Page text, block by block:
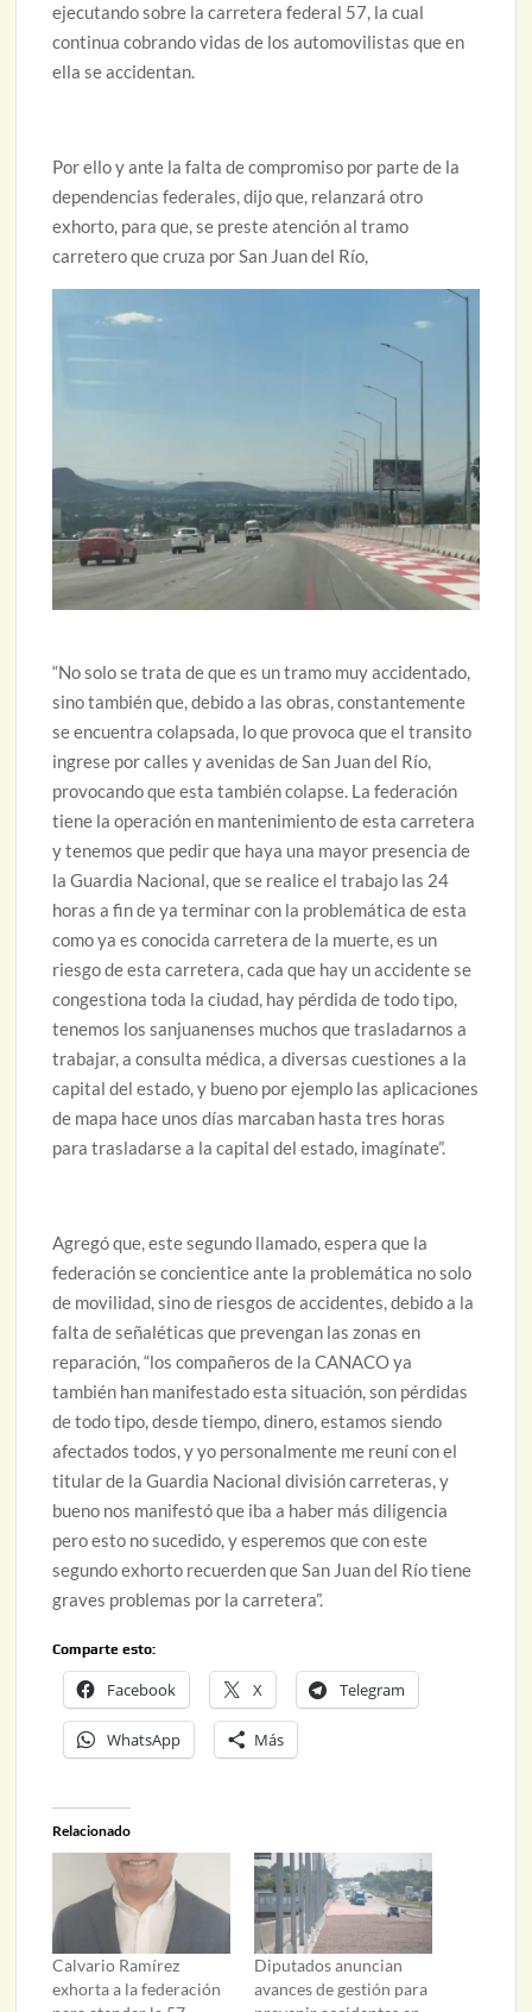
ejecutando sobre la carretera federal 57, la cual
continua cobrando vidas de los automovilistas que en
ella se accidentan.
Por ello y ante la falta de compromiso por parte de la
dependencias federales, dijo que, relanzará otro
exhorto, para que, se preste atención al tramo
carretero que cruza por San Juan del Río,
“No solo se trata de que es un tramo muy accidentado,
sino también que, debido a las obras, constantemente
se encuentra colapsada, lo que provoca que el transito
ingrese por calles y avenidas de San Juan del Río,
provocando que esta también colapse. La federación
tiene la operación en mantenimiento de esta carretera
y tenemos que pedir que haya una mayor presencia de
la Guardia Nacional, que se realice el trabajo las 24
horas a fin de ya terminar con la problemática de esta
como ya es conocida carretera de la muerte, es un
riesgo de esta carretera, cada que hay un accidente se
congestiona toda la ciudad, hay pérdida de todo tipo,
tenemos los sanjuanenses muchos que trasladarnos a
trabajar, a consulta médica, a diversas cuestiones a la
capital del estado, y bueno por ejemplo las aplicaciones
de mapa hace unos días marcaban hasta tres horas
para trasladarse a la capital del estado, imagínate”.
Agregó que, este segundo llamado, espera que la
federación se concientice ante la problemática no solo
de movilidad, sino de riesgos de accidentes, debido a la
falta de señaléticas que prevengan las zonas en
reparación, “los compañeros de la CANACO ya
también han manifestado esta situación, son pérdidas
de todo tipo, desde tiempo, dinero, estamos siendo
afectados todos, y yo personalmente me reuní con el
titular de la Guardia Nacional división carreteras, y
bueno nos manifestó que iba a haber más diligencia
pero esto no sucedido, y esperemos que con este
segundo exhorto recuerden que San Juan del Río tiene
graves problemas por la carretera”.
Comparte esto:
Facebook X Telegram
WhatsApp Más
Relacionado
Calvario Ramírez
exhorta a la federación
Diputados anuncian
avances de gestión para